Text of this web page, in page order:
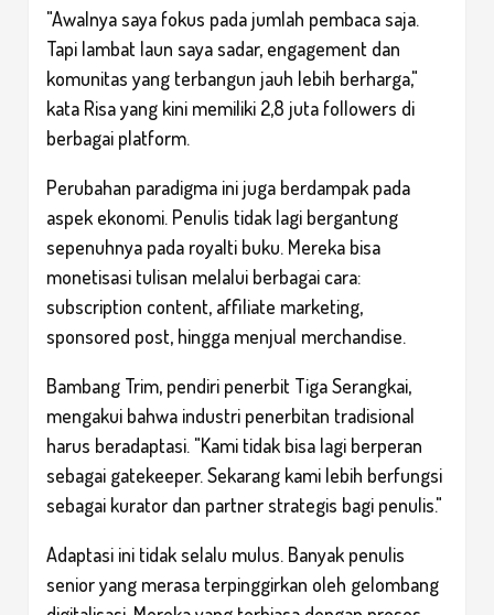
"Awalnya saya fokus pada jumlah pembaca saja.
Tapi lambat laun saya sadar, engagement dan
komunitas yang terbangun jauh lebih berharga,"
kata Risa yang kini memiliki 2,8 juta followers di
berbagai platform.
Perubahan paradigma ini juga berdampak pada
aspek ekonomi. Penulis tidak lagi bergantung
sepenuhnya pada royalti buku. Mereka bisa
monetisasi tulisan melalui berbagai cara:
subscription content, affiliate marketing,
sponsored post, hingga menjual merchandise.
Bambang Trim, pendiri penerbit Tiga Serangkai,
mengakui bahwa industri penerbitan tradisional
harus beradaptasi. "Kami tidak bisa lagi berperan
sebagai gatekeeper. Sekarang kami lebih berfungsi
sebagai kurator dan partner strategis bagi penulis."
Adaptasi ini tidak selalu mulus. Banyak penulis
senior yang merasa terpinggirkan oleh gelombang